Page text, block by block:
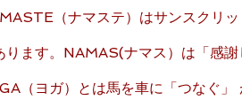
（ナマステ）はサンスクリ
ります。NAMAS(ナマス）は「感
（ヨガ）とは馬を車に「つなぐ